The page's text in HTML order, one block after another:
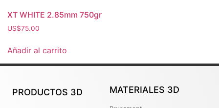
XT WHITE 2.85mm 750gr
US$75.00
Añadir al carrito
PRODUCTOS 3D MATERIALES 3D